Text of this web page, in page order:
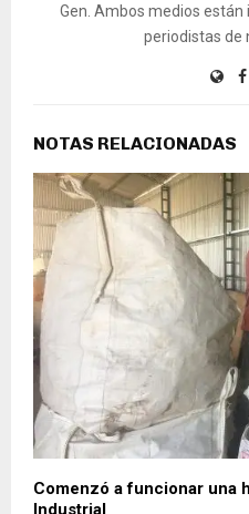
Gen. Ambos medios
periodistas de
NOTAS RELACIONADAS
Comenzó a funcionar una
Industrial